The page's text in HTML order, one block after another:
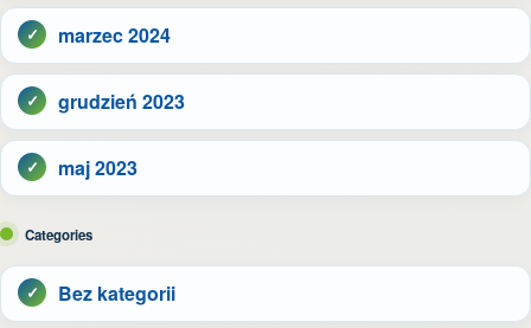
marzec 2024
grudzień 2023
maj 2023
Categories
Bez kategorii